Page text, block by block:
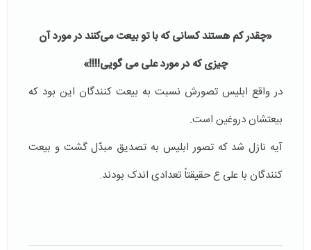
«چقدر کم هستند کسانی که با تو بیعت می‌کنند در مورد آن
چیزی که در مورد علیمی گویی!!!!»
در واقع ابلیس تصورش نسبت به بیعت کنندگان این بود که
بیعتشان دروغین است.
آیه نازل شد که تصور ابلیس به تصدیق مبدّل گشت و بیعت
کنندگان با علی ع حقیقتاً تعدادی اندک بودند.